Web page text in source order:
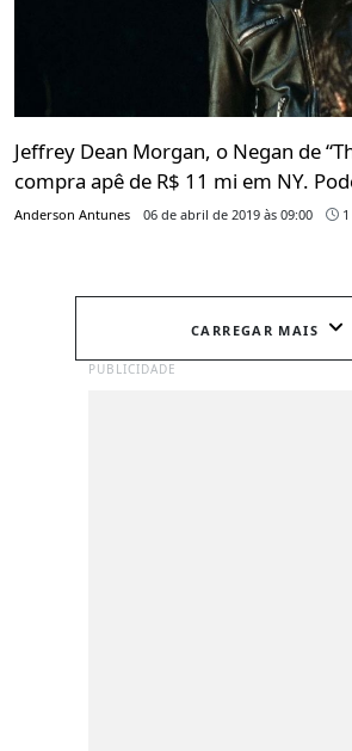
Jeffrey Dean Morgan, o Negan de
compra apê de R$ 11 mi em NY.
Anderson Antunes 06 de abril de 2019 às 09:00
CARREGAR MAIS
PUBLICIDADE